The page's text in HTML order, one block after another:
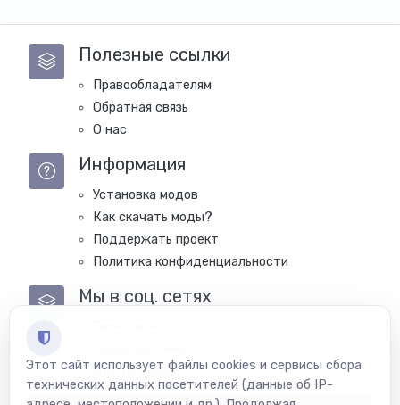
Полезные ссылки
Правообладателям
Обратная связь
О нас
Информация
Установка модов
Как скачать моды?
Поддержать проект
Политика конфиденциальности
Мы в соц. сетях
Другие моды
Этот сайт использует файлы cookies и сервисы сбора
технических данных посетителей (данные об IP-